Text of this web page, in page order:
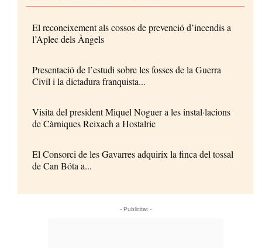
El reconeixement als cossos de prevenció d’incendis a
l’Aplec dels Àngels
Presentació de l’estudi sobre les fosses de la Guerra
Civil i la dictadura franquista...
Visita del president Miquel Noguer a les instal·lacions
de Càrniques Reixach a Hostalric
El Consorci de les Gavarres adquirix la finca del tossal
de Can Bóta a...
- Publicitat -